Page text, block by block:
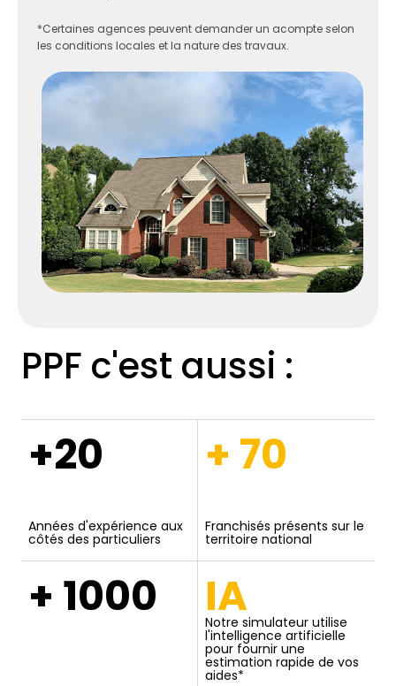
*Certaines agences peuvent demander un acompte selon
les conditions locales et la nature des travaux.
PPF c'est aussi :
+20
Années d'expérience aux
côtés des particuliers
+ 70
Franchisés présents sur le
territoire national
+ 1000 IA
Notre simulateur utilise
l'intelligence artificielle
pour fournir une
estimation rapide de vos
aides*